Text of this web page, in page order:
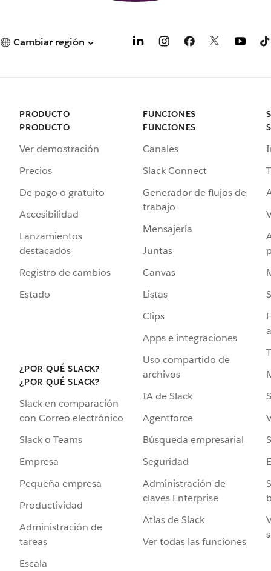
Cambiar región
PRODUCTO
PRODUCTO
Ver demostración
Precios
De pago o gratuito
Accesibilidad
Lanzamientos
destacados
Registro de cambios
Estado
¿POR QUÉ SLACK?
¿POR QUÉ SLACK?
Slack en comparación
con Correo electrónico
Slack o Teams
Empresa
Pequeña empresa
Productividad
Administración de
tareas
Escala
FUNCIONES
FUNCIONES
Canales
Slack Connect
Generador de flujos de
trabajo
Mensajería
Juntas
Canvas
Listas
Clips
Apps e integraciones
Uso compartido de
archivos
IA de Slack
Agentforce
Búsqueda empresarial
Seguridad
Administración de
claves Enterprise
Atlas de Slack
Ver todas las funciones